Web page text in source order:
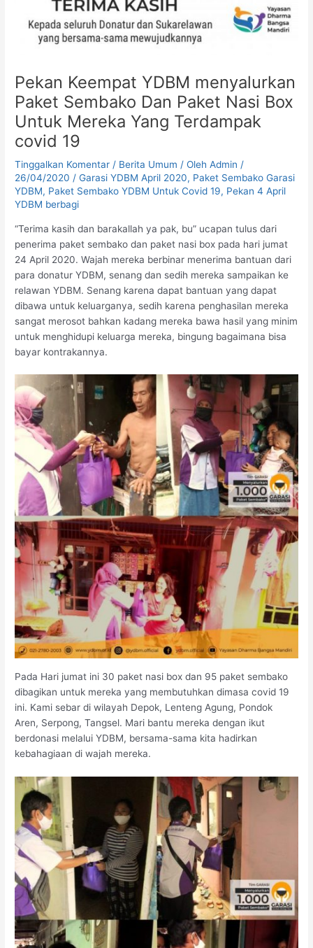
Pekan Keempat YDBM menyalurkan
Paket Sembako Dan Paket Nasi Box
Untuk Mereka Yang Terdampak
covid 19
Tinggalkan Komentar / Berita Umum / OlehAdmin /
26/04/2020 /Garasi YDBM April 2020, Paket Sembako Garasi
YDBM, Paket Sembako YDBM Untuk Covid 19, Pekan 4 April
YDBM berbagi
“Terima kasih dan barakallah ya pak, bu” ucapan tulus dari
penerima paket sembako dan paket nasi box pada hari jumat
24 April 2020. Wajah mereka berbinar menerima bantuan dari
para donatur YDBM, senang dan sedih mereka sampaikan ke
relawan YDBM. Senang karena dapat bantuan yang dapat
dibawa untuk keluarganya, sedih karena penghasilan mereka
sangat merosot bahkan kadang mereka bawa hasil yang minim
untuk menghidupi keluarga mereka, bingung bagaimana bisa
bayar kontrakannya.
Pada Hari jumat ini 30 paket nasi box dan 95 paket sembako
dibagikan untuk mereka yang membutuhkan dimasa covid 19
ini. Kami sebar di wilayah Depok, Lenteng Agung, Pondok
Aren, Serpong, Tangsel. Mari bantu mereka dengan ikut
berdonasi melalui YDBM, bersama-sama kita hadirkan
kebahagiaan di wajah mereka.